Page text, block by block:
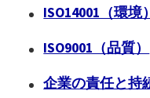
ISO14001（環境）
ISO9001（品質）
企業の責任と持